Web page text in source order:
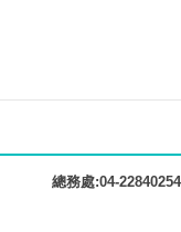
總務處:04-